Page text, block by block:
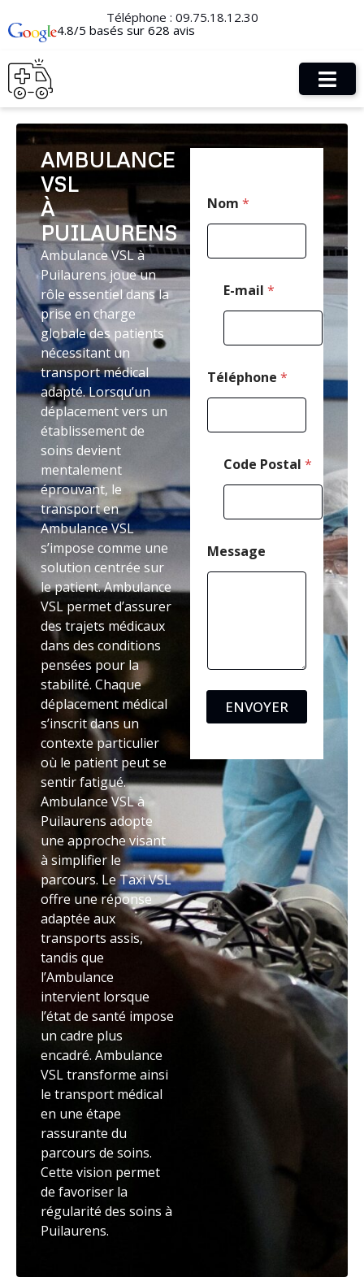
Téléphone : 09.75.18.12.30
4.8/5 basés sur 628 avis
AMBULANCE
VSL
À
PUILAURENS
Ambulance VSL à
Puilaurens joue un
rôle essentiel dans la
prise en charge
globale des patients
nécessitant un
transport médical
adapté. Lorsqu’un
déplacement vers un
établissement de
soins devient
mentalement
éprouvant, le
transport en
Ambulance VSL
s’impose comme une
solution centrée sur
le patient. Ambulance
VSL permet d’assurer
des trajets médicaux
dans des conditions
pensées pour la
stabilité. Chaque
déplacement médical
s’inscrit dans un
contexte particulier
où le patient peut se
sentir fatigué.
Ambulance VSL à
Puilaurens adopte
une approche visant
à simplifier le
parcours. Le Taxi VSL
offre une réponse
adaptée aux
transports assis,
tandis que
l’Ambulance
intervient lorsque
l’état de santé impose
un cadre plus
encadré. Ambulance
VSL transforme ainsi
le transport médical
en une étape
rassurante du
parcours de soins.
Cette vision permet
de favoriser la
régularité des soins à
Puilaurens.
Nom *
E-mail *
Téléphone *
Code Postal *
C
o
d
e
*
M
e
s
s
a
e
Message
ENVOYER